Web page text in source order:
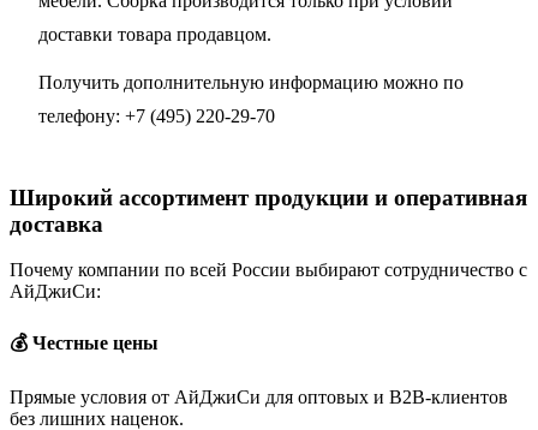
доставки товара продавцом.
Получить дополнительную информацию можно по
телефону: +7 (495) 220-29-70
Широкий ассортимент продукции и оперативная
доставка
Почему компании по всей России выбирают сотрудничество с
АйДжиСи:
💰 Честные цены
Прямые условия от АйДжиСи для оптовых и B2B-клиентов
без лишних наценок.